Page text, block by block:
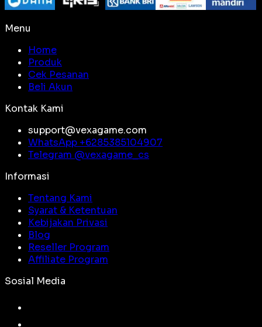
Menu
Home
Produk
Cek Pesanan
Beli Akun
Kontak Kami
support@vexagame.com
WhatsApp +6285385104907
Telegram @vexagame_cs
Informasi
Tentang Kami
Syarat & Ketentuan
Kebijakan Privasi
Blog
Reseller Program
Affiliate Program
Sosial Media